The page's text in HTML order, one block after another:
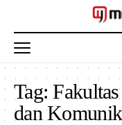
Tag:
dan